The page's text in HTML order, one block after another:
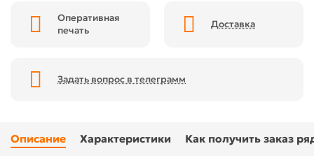
Оперативная
печать
Доставка
Задать вопрос в телеграмм
Описание Характеристики Как получить заказ